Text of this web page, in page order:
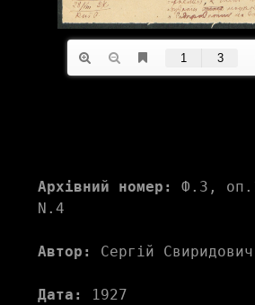
Архівний номер:
Ф.3,
N.4
Автор: Сергій
Дата: 1927